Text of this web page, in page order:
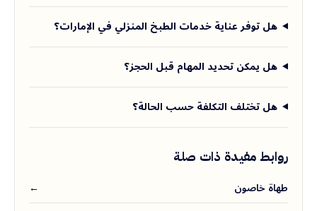
هل توفر عناية خدمات الطبخ المنزلي في الإمارات؟
هل يمكن تحديد المهام قبل الحجز؟
هل تختلف التكلفة حسب الحالة؟
روابط مفيدة ذات صلة
طهاة خاصون
←